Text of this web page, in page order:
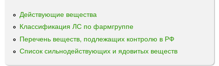
Действующие вещества
Классификация ЛС по фармгруппе
Перечень веществ, подлежащих контролю в РФ
Список сильнодействующих и ядовитых веществ